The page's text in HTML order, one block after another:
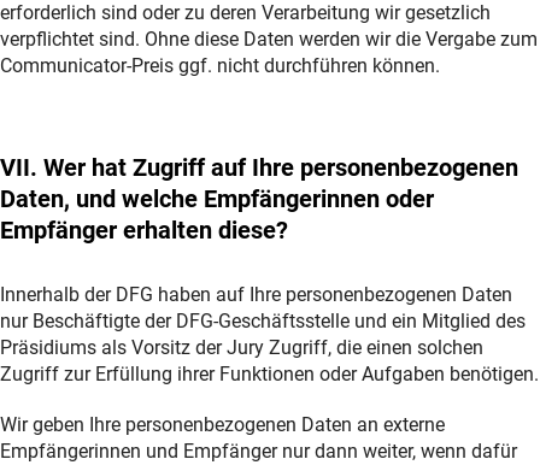
erforderlich sind oder zu deren Verarbeitung wir gesetzlich
verpflichtet sind. Ohne diese Daten werden wir die Vergabe zum
Communicator-Preis ggf. nicht durchführen können.
VII. Wer hat Zugriff auf Ihre personenbezogenen
Daten, und welche Empfängerinnen oder
Empfänger erhalten diese?
Innerhalb der DFG haben auf Ihre personenbezogenen Daten
nur Beschäftigte der DFG-Geschäftsstelle und ein Mitglied des
Präsidiums als Vorsitz der Jury Zugriff, die einen solchen
Zugriff zur Erfüllung ihrer Funktionen oder Aufgaben benötigen.
Wir geben Ihre personenbezogenen Daten an externe
Empfängerinnen und Empfänger nur dann weiter, wenn dafür